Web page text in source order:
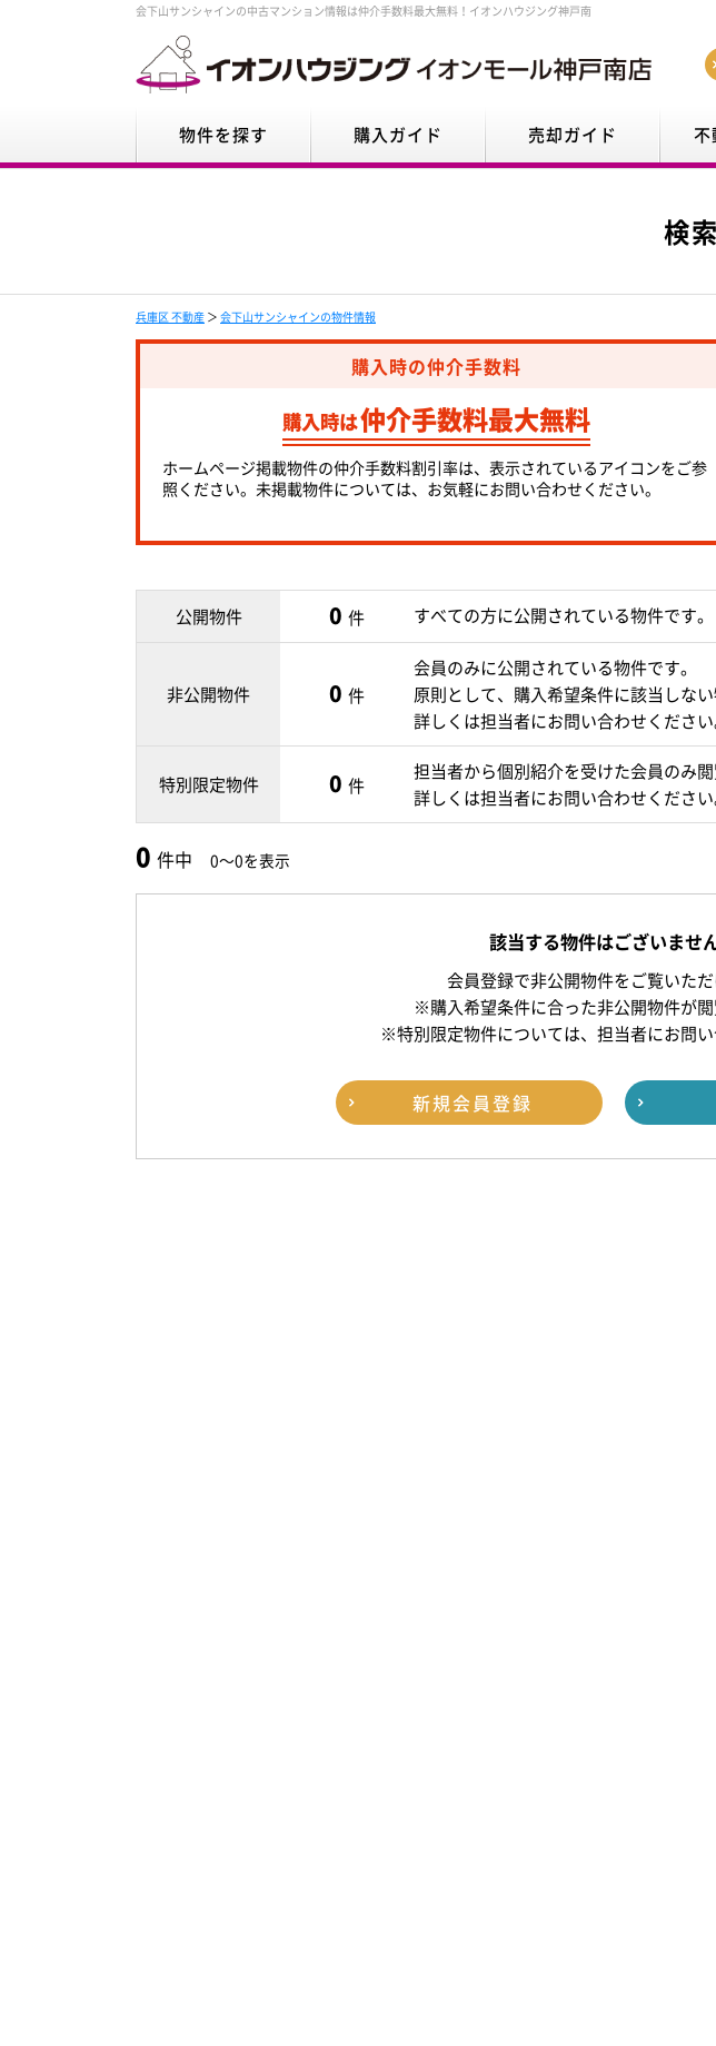
会下山サンシャインの中古マンション情報は仲介手数料最大無料！イオンハウジング神戸南
物件を探す 購入ガイド 売却ガイド 不
検
兵庫区 不動産 ＞ 会下山サンシャインの物件情報
購入時の仲介手数料
購入時は仲介手数料最大無料
ホームページ掲載物件の仲介手数料割引率は、表示されているアイコンをご参
照ください。未掲載物件については、お気軽にお問い合わせください。
公開物件 0 件 すべての方に公開されている物件です。
非公開物件 0 件
会員のみに公開されている物件です。
原則として、購入希望条件に該当しな
詳しくは担当者にお問い合わせください
特別限定物件 0 件
担当者から個別紹介を受けた会員のみ閲
詳しくは担当者にお問い合わせください
0 件中 0～0を表示
該当する物件はございません
会員登録で非公開物件をご覧いただ
※購入希望条件に合った非公開物件が閲
※特別限定物件については、担当者にお問い
新規会員登録